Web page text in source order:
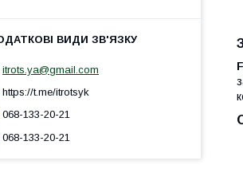
itrots.ya@gmail.com
https://t.me/itrotsyk
068-133-20-21
068-133-20-21